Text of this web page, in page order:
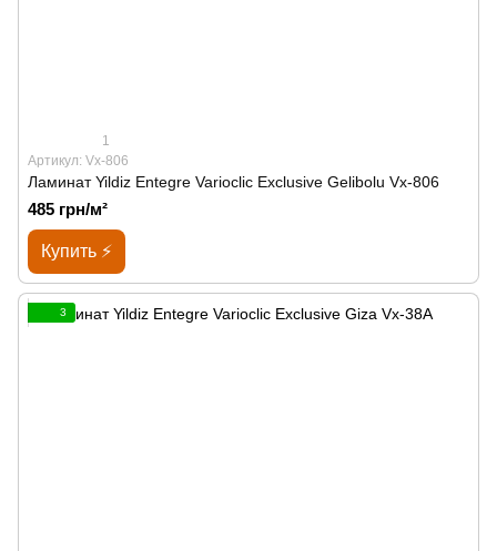
1
Артикул: Vx-806
Ламинат Yildiz Entegre Varioclic Exclusive Gelibolu Vx-806
485 грн/м²
Купить ⚡
3